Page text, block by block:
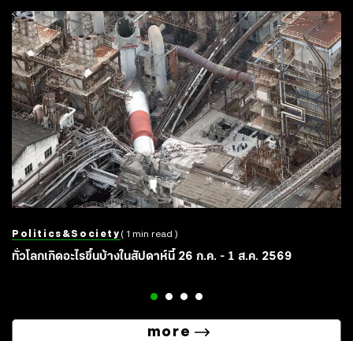
Politics&society ( 1 min read )
ทั่วโลกเกิดอะไรขึ้นบ้างในสัปดาห์นี้ 26 ก.ค. - 1 ส.ค. 2569
more